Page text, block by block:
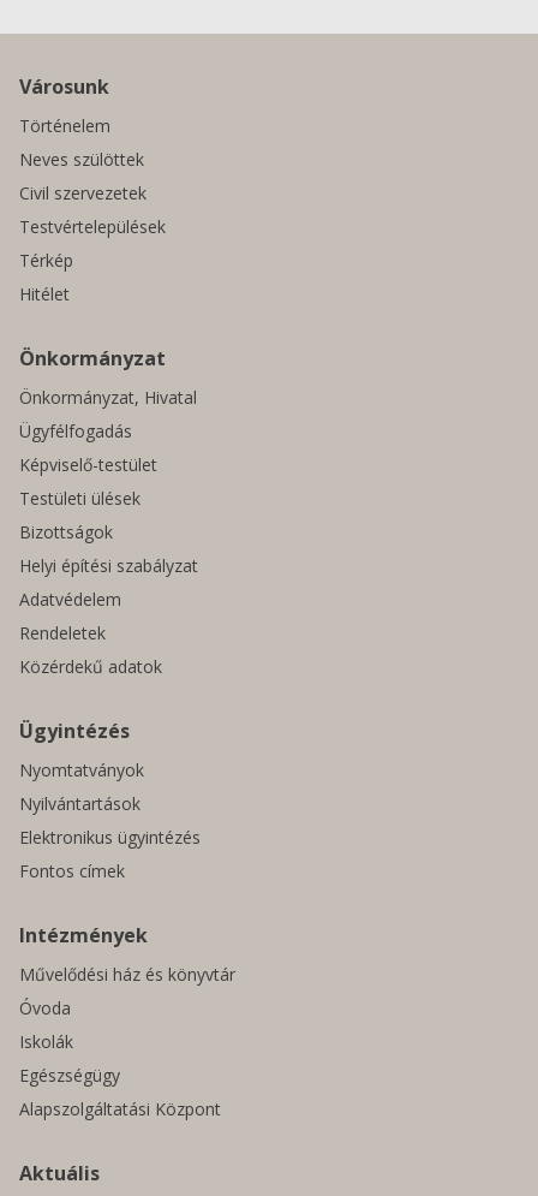
Városunk
Történelem
Neves szülöttek
Civil szervezetek
Testvértelepülések
Térkép
Hitélet
Önkormányzat
Önkormányzat, Hivatal
Ügyfélfogadás
Képviselő-testület
Testületi ülések
Bizottságok
Helyi építési szabályzat
Adatvédelem
Rendeletek
Közérdekű adatok
Ügyintézés
Nyomtatványok
Nyilvántartások
Elektronikus ügyintézés
Fontos címek
Intézmények
Művelődési ház és könyvtár
Óvoda
Iskolák
Egészségügy
Alapszolgáltatási Központ
Aktuális